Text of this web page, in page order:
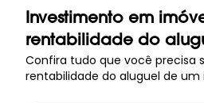
Investimento em
rentabilidade do
Confira tudo que você precisa
rentabilidade do aluguel de um